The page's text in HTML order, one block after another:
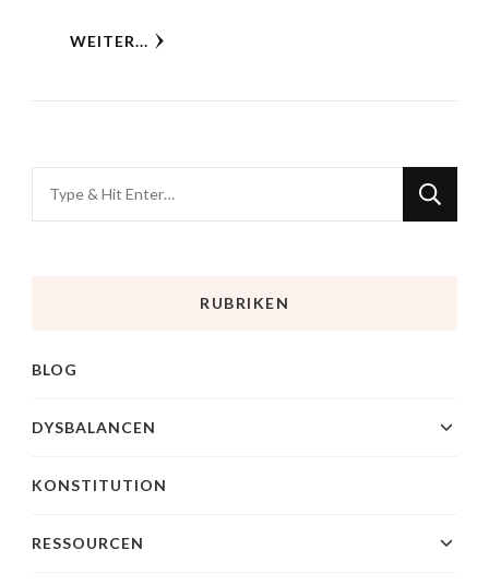
WEITER...
RUBRIKEN
BLOG
DYSBALANCEN
KONSTITUTION
RESSOURCEN